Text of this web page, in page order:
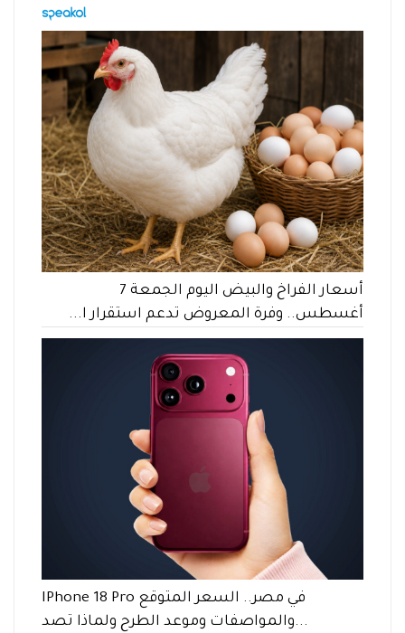
أسعار الفراخ والبيض اليوم الجمعة 7
أغسطس.. وفرة المعروض تدعم استقرار ا...
IPhone 18 Pro في مصر.. السعر المتوقع
والمواصفات وموعد الطرح ولماذا تصد...